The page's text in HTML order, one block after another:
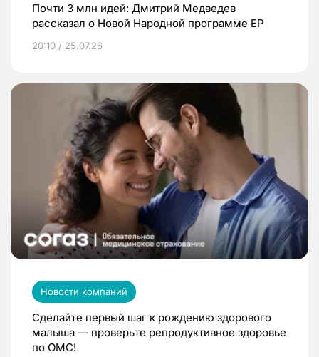
Почти 3 млн идей: Дмитрий Медведев
рассказал о Новой Народной программе ЕР
20:10 / 25.07.26
Новости компаний
Сделайте первый шаг к рождению здорового
малыша — проверьте репродуктивное здоровье
по ОМС!